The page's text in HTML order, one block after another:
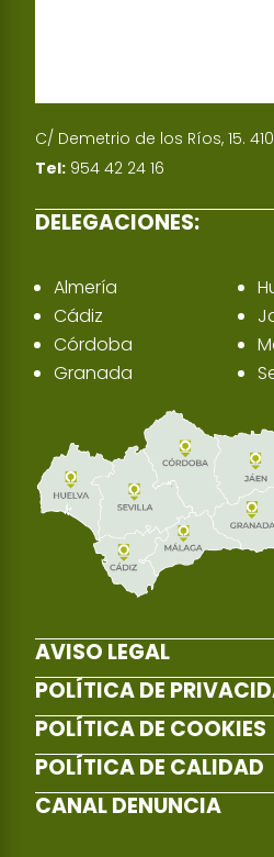
C/ Demetrio de los Ríos, 15.
Tel: 954 42 24 16
DELEGACIONES:
Almería
Cádiz
Córdoba
Granada
AVISO LEGAL
POLÍTICA DE
POLÍTICA DE COOKIES
POLÍTICA DE CALIDAD
CANAL DENUNCIA